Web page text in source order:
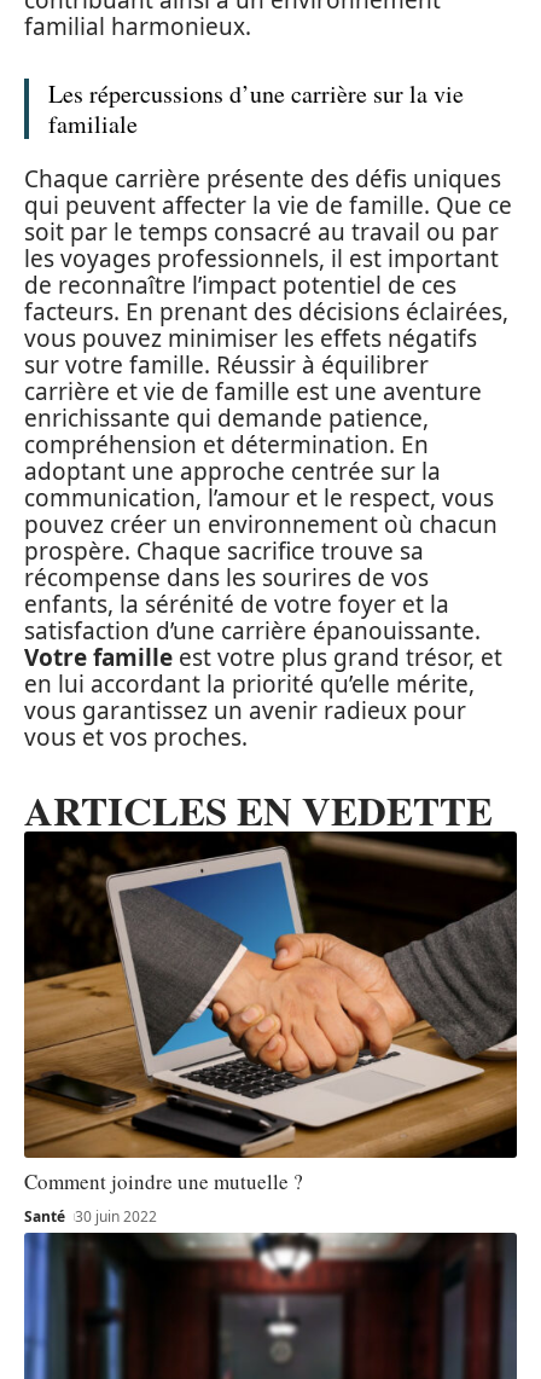
familial harmonieux.
Les répercussions d’une carrière sur la vie
familiale
Chaque carrière présente des défis uniques
qui peuvent affecter la vie de famille. Que ce
soit par le temps consacré au travail ou par
les voyages professionnels, il est important
de reconnaître l’impact potentiel de ces
facteurs. En prenant des décisions éclairées,
vous pouvez minimiser les effets négatifs
sur votre famille. Réussir à équilibrer
carrière et vie de famille est une aventure
enrichissante qui demande patience,
compréhension et détermination. En
adoptant une approche centrée sur la
communication, l’amour et le respect, vous
pouvez créer un environnement où chacun
prospère. Chaque sacrifice trouve sa
récompense dans les sourires de vos
enfants, la sérénité de votre foyer et la
satisfaction d’une carrière épanouissante.
Votre famille est votre plus grand trésor, et
en lui accordant la priorité qu’elle mérite,
vous garantissez un avenir radieux pour
vous et vos proches.
ARTICLES EN VEDETTE
Comment joindre une mutuelle ?
Santé 30 juin 2022